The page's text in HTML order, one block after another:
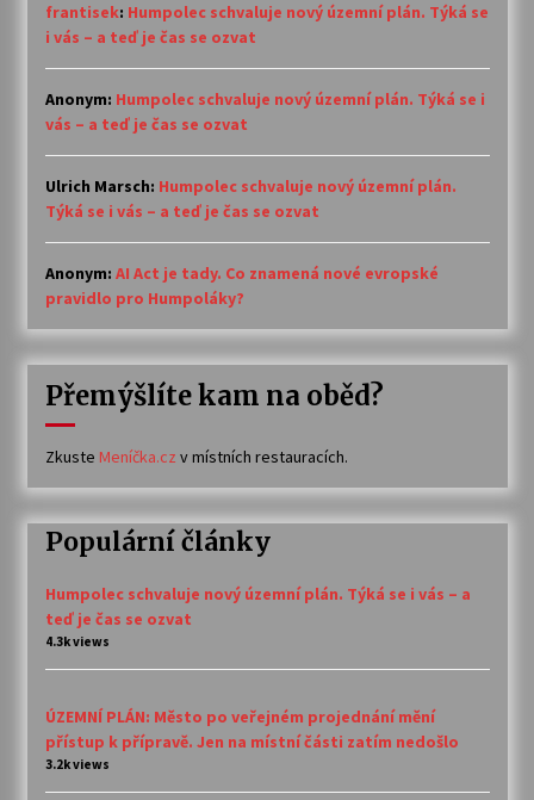
frantisek: Humpolec schvaluje nový územní plán. Týká se
i vás – a teď je čas se ozvat
Anonym: Humpolec schvaluje nový územní plán. Týká se i
vás – a teď je čas se ozvat
Ulrich Marsch: Humpolec schvaluje nový územní plán.
Týká se i vás – a teď je čas se ozvat
Anonym: AI Act je tady. Co znamená nové evropské
pravidlo pro Humpoláky?
Přemýšlíte kam na oběd?
Zkuste Meníčka.cz v místních restauracích.
Populární články
Humpolec schvaluje nový územní plán. Týká se i vás – a
teď je čas se ozvat
4.3k views
ÚZEMNÍ PLÁN: Město po veřejném projednání mění
přístup k přípravě. Jen na místní části zatím nedošlo
3.2k views